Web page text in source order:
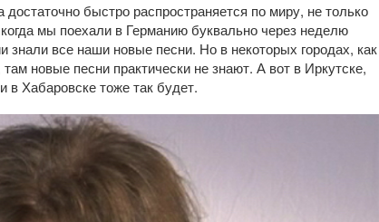
быстро распространяется по миру, не только
мы поехали в Германию буквально через неделю
все наши новые песни. Но в некоторых городах, как
новые песни практически не знают. А вот в Иркутске,
Хабаровске тоже так будет.